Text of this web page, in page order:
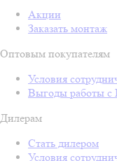
Акции
Заказать монтаж
Оптовым покупателям
Условия
Выгоды работы с
Дилерам
Стать дилером
Условия